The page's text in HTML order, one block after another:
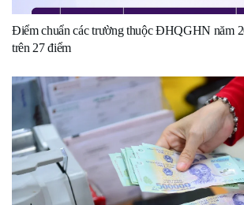
Điểm chuẩn các trường thuộc ĐHQGHN năm
trên 27 điểm